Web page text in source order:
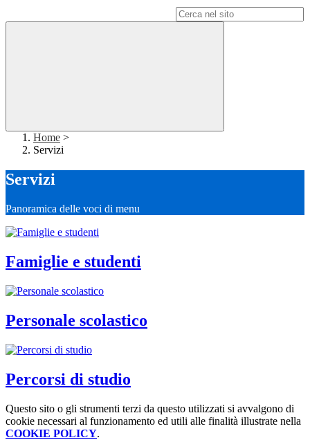
Home >
Servizi
Servizi
Panoramica delle voci di menu
Famiglie e studenti
Personale scolastico
Percorsi di studio
Questo sito o gli strumenti terzi da questo utilizzati si avvalgono di
cookie necessari al funzionamento ed utili alle finalità illustrate nella
COOKIE POLICY.